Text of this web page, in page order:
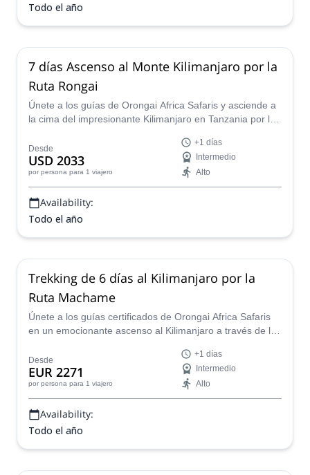
Todo el año
7 días Ascenso al Monte Kilimanjaro por la
Ruta Rongai
Únete a los guías de Orongai Africa Safaris y asciende a
la cima del impresionante Kilimanjaro en Tanzania por la
Desde
USD 2033
por persona para 1 viajero
+1 días
Intermedio
Alto
Availability:
Todo el año
Trekking de 6 días al Kilimanjaro por la
Ruta Machame
Únete a los guías certificados de Orongai Africa Safaris
en un emocionante ascenso al Kilimanjaro a través de la
África.
Desde
EUR 2271
por persona para 1 viajero
+1 días
Intermedio
Alto
Availability:
Todo el año